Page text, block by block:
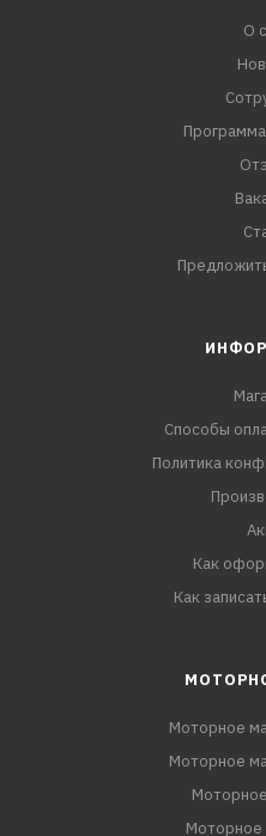
О
Способы
Политика
Как
Как
Моторное
Моторное
Моторное